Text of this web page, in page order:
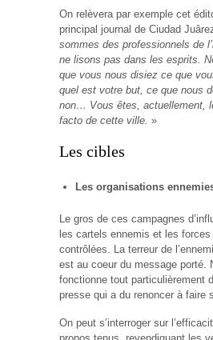
On relèvera par exemple cet
principal journal de Ciudad
sommes des professionnels de
ne lisons pas dans les esprits.
que vous nous disiez ce que
quel est votre but, ce que nous
non… Vous êtes, actuellement,
facto de cette ville. »
Les cibles
Les organisations
Le gros de ces campagnes
les cartels ennemis et les
contrôlées. La terreur de
est au coeur du message porté.
fonctionne tout particulièrement
presse qui a du renoncer à faire
On peut s’interroger sur